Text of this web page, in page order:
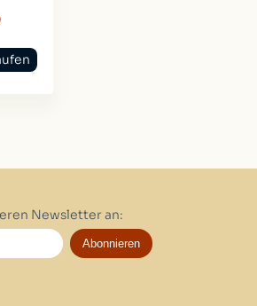
Newsletter an:
Abonnieren